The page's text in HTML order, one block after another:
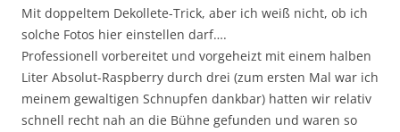
Mit doppeltem Dekollete-Trick, aber ich weiß nicht, ob ich
solche Fotos hier einstellen darf….
Professionell vorbereitet und vorgeheizt mit einem halben
Liter Absolut-Raspberry durch drei (zum ersten Mal war ich
meinem gewaltigen Schnupfen dankbar) hatten wir relativ
schnell recht nah an die Bühne gefunden und waren so